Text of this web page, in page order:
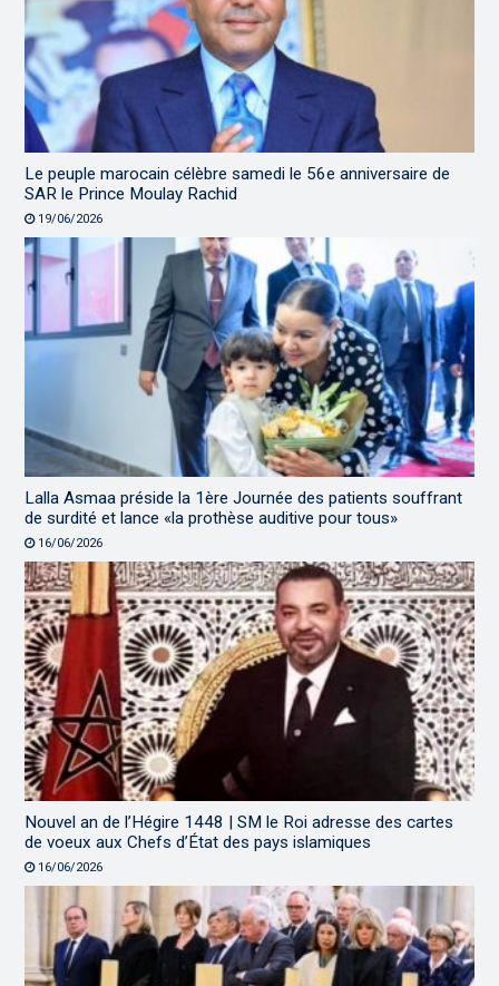
Le peuple marocain célèbre samedi le 56e anniversaire de
SAR le Prince Moulay Rachid
19/06/2026
Lalla Asmaa préside la 1ère Journée des patients souffrant
de surdité et lance «la prothèse auditive pour tous»
16/06/2026
Nouvel an de l’Hégire 1448 | SM le Roi adresse des cartes
de voeux aux Chefs d’État des pays islamiques
16/06/2026